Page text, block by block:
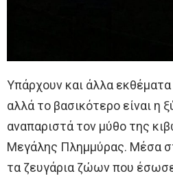
Υπάρχουν και άλλα
αλλά το βασικότερο είναι η
αναπαριστά τον μύθο της
Μεγάλης Πλημμύρας. Μέσα
τα ζευγάρια ζώων που